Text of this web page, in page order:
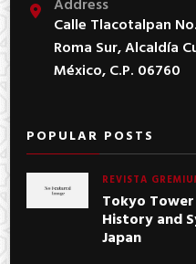
Address
Calle Tlacotalpan
Roma Sur, Alcaldía
México, C.P. 06760
POPULAR POSTS
REVISTA
Tokyo
History and
Japan